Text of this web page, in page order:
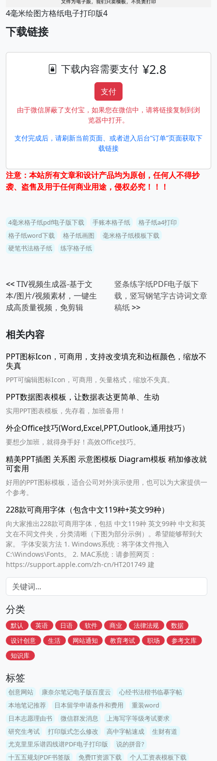
4毫米绘图方格纸电子打印版4
下载链接
下载内容需要支付 ¥2.8
支付
由于微信屏蔽了支付宝，如果您在微信中，请将链接复制到浏
览器中打开。
支付完成后，请刷新当前页面、或者进入后台“订单”页面获取下
载链接
注意：本站所有文章和设计产品均为原创，任何人不得抄
袭、盗售及用于任何商业用途，侵权必究！！！
4毫米格子纸pdf电子版下载 手账本格子纸
格子纸a4打印
格子纸word下载
格子纸画图
毫米格子纸模板下载
硬笔书法格子纸
练字格子纸
<<TIV视频生成器-基于文
本/图片/视频素材，一键生
成高质量视频，免剪辑
竖条练字纸PDF电子版下
载，竖写钢笔字古诗词文章
稿纸>>
相关内容
PPT图标Icon，可商用，支持改变填充和边框颜色，缩放不
失真
PPT可编辑图标Icon，可商用，矢量格式，缩放不失真。
PPT数据图表模板，让数据表达更简单、生动
实用PPT图表模板，先存着，加班备用！
外企Office技巧(Word,Excel,PPT,Outlook,通用技巧）
要想少加班，就得身手好！高效Office技巧。
精美PPT插图 关系图 示意图模板 Diagram模板 稍加修改就
可套用
好用的PPT图标模板，适合公司对外演示使用，也可以为大家提供一
个参考。
228款可商用字体（包含中文119种+英文99种）
向大家推出228款可商用字体，包括 中文119种 英文99种 中文和英
文在不同文件夹，分类清晰（下图为部分示例）。希望能够帮到大
家。 字体安装方法 1. Windows系统：将字体文件拖入
C:\Windows\Fonts。 2. MAC系统：请参照网页：
https://support.apple.com/zh-cn/HT201749 建
分类
默认 英语 日语 软件 商业 法律法规
数据
设计创意
生活 网站通知 教育考试 职场
参考文库
知识库
标签
创意网站 康奈尔笔记电子版百度云
心经书法楷书临摹字帖
本地笔记推荐
日本留学申请条件和费用
重装word
日本志愿理由书
微信群发消息
上海写字等级考试要求
研究生考试
打印版式怎么修改 高中字帖速成
生财有道
尤克里里乐谱四线谱PDF电子打印版
说的拼音?
十五五规划PDF书签版
免费IT资源下载 个人工资表模板下载